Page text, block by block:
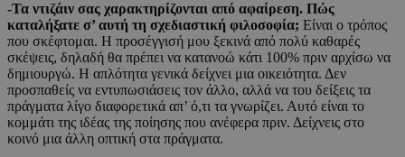
-Τα ντιζάιν σας χαρακτηρίζονται από αφαίρεση. Πώς
καταλήξατε σ’ αυτή τη σχεδιαστική φιλοσοφία; Είναι ο τρόπος
που σκέφτομαι. Η προσέγγισή μου ξεκινά από πολύ καθαρές
σκέψεις, δηλαδή θα πρέπει να κατανοώ κάτι 100% πριν αρχίσω να
δημιουργώ. Η απλότητα γενικά δείχνει μια οικειότητα. Δεν
προσπαθείς να εντυπωσιάσεις τον άλλο, αλλά να του δείξεις τα
πράγματα λίγο διαφορετικά απ’ ό,τι τα γνωρίζει. Αυτό είναι το
κομμάτι της ιδέας της ποίησης που ανέφερα πριν. Δείχνεις στο
κοινό μια άλλη οπτική στα πράγματα.